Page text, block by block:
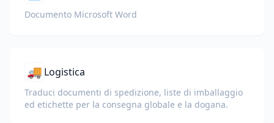
Documento Microsoft Word
🚚 Logistica
Traduci documenti di spedizione, liste di imballaggio
ed etichette per la consegna globale e la dogana.